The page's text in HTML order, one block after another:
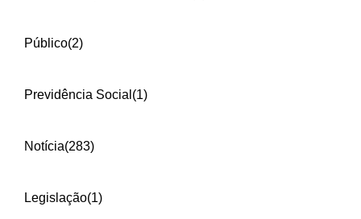
Público(2)
Previdência Social (1)
Notícia(283)
Legislação(1)